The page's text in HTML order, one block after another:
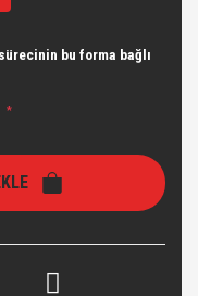
bu forma bağlı
*